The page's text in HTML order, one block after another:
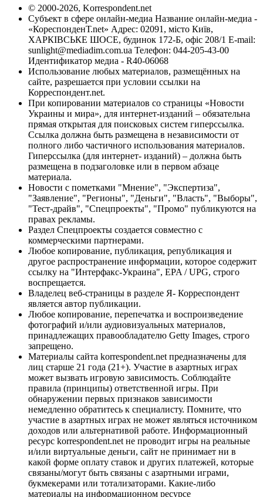
© 2000-2026, Korrespondent.net
Субъект в сфере онлайн-медиа Название онлайн-медиа -
«КореспонденТ.net» Адрес: 02091, місто Київ,
ХАРКІВСЬКЕ ШОСЕ, будинок 172-Б, офіс 208/1 E-mail:
sunlight@mediadim.com.ua Телефон: 044-205-43-00
Идентификатор медиа - R40-06068
Использование любых материалов, размещённых на
сайте, разрешается при условии ссылки на
Корреспондент.net.
При копировании материалов со страницы «Новости
Украины и мира», для интернет-изданий – обязательна
прямая открытая для поисковых систем гиперссылка.
Ссылка должна быть размещена в независимости от
полного либо частичного использования материалов.
Гиперссылка (для интернет- изданий) – должна быть
размещена в подзаголовке или в первом абзаце
материала.
Новости с пометками "Мнение", "Экспертиза",
"Заявление", "Регионы", "Деньги", "Власть", "Выборы",
"Тест-драйв", "Спецпроекты", "Промо" публикуются на
правах рекламы.
Раздел Спецпроекты создается совместно с
коммерческими партнерами.
Любое копирование, публикация, републикация и
другое распространение информации, которое содержит
ссылку на "Интерфакс-Украина", EPA / UPG, строго
воспрещается.
Владелец веб-страницы в разделе Я- Корреспондент
является автор публикации.
Любое копирование, перепечатка и воспроизведение
фотографий и/или аудиовизуальных материалов,
принадлежащих правообладателю Getty Images, строго
запрещено.
Материалы сайта korrespondent.net предназначены для
лиц старше 21 года (21+). Участие в азартных играх
может вызвать игровую зависимость. Соблюдайте
правила (принципы) ответственной игры. При
обнаружении первых признаков зависимости
немедленно обратитесь к специалисту. Помните, что
участие в азартных играх не может являться источником
доходов или альтернативой работе. Информационный
ресурс korrespondent.net не проводит игры на реальные
и/или виртуальные деньги, сайт не принимает ни в
какой форме оплату ставок и других платежей, которые
связаны/могут быть связаны с азартными играми,
букмекерами или тотализаторами. Какие-либо
материалы на информационном ресурсе